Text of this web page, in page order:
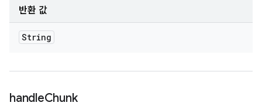
반환 값
String
handleChunk